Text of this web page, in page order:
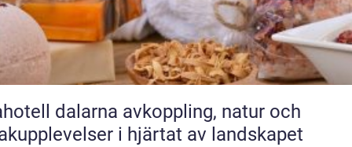
dalarna avkoppling, natur och
i hjärtat av landskapet